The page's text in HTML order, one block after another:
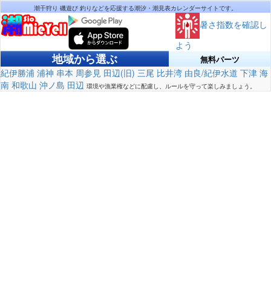
潮干狩り 磯遊び 釣りなどを応援する潮汐・潮見表カレンダーサイトです。
暑さ指数を確認し
よう
地域から選ぶ 無料パーツ
紀伊勝浦 浦神 串本 周参見 田辺(旧) 三尾 比井湾 由良/紀伊水道 下津 海
南 和歌山 沖ノ島 田辺 環境や漁業権などに配慮し、ルールを守って楽しみましょう。